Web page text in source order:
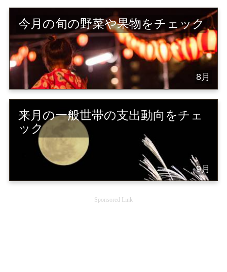
今月の旬の野菜や果物をチェック
8月
来月の一般世帯の支出動向をチェ
ック
9月
Sponsored Link